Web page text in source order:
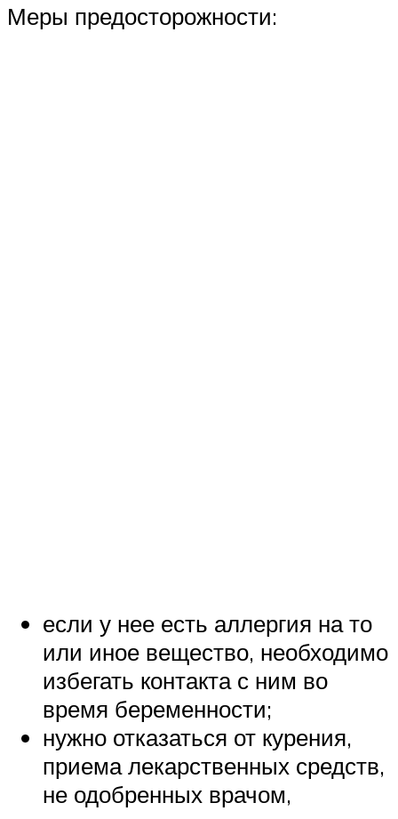
Меры предосторожности:
если у нее есть аллергия на то
или иное вещество, необходимо
избегать контакта с ним во
время беременности;
нужно отказаться от курения,
приема лекарственных средств,
не одобренных врачом,